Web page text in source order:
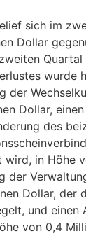
sich im
Dollar
wurde
der
Dollar,
des
wird, in Höhe
der
Dollar, der
und einen
von 0,4